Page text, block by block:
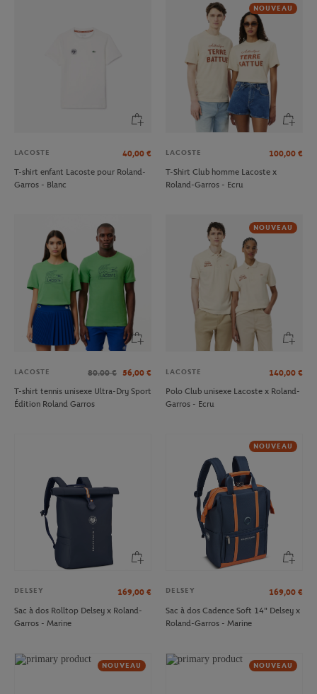
LACOSTE 40,00 €
T-shirt enfant Lacoste pour Roland-
Garros - Blanc
NOUVEAU
LACOSTE 100,00 €
T-Shirt Club homme Lacoste x
Roland-Garros - Ecru
LACOSTE 80.00 € 56,00 €
T-shirt tennis unisexe Ultra-Dry Sport
Édition Roland Garros
NOUVEAU
LACOSTE 140,00 €
Polo Club unisexe Lacoste x Roland-
Garros - Ecru
DELSEY 169,00 €
Sac à dos Rolltop Delsey x Roland-
Garros - Marine
NOUVEAU
DELSEY 169,00 €
Sac à dos Cadence Soft 14" Delsey x
Roland-Garros - Marine
NOUVEAU NOUVEAU